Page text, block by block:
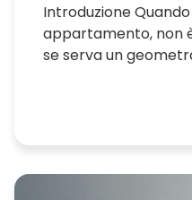
Introduzione
appartamento, non
se serva un